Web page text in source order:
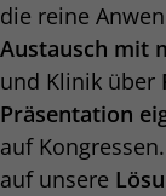
die reine
Austausch mit
und Klinik über
Präsentation
auf
auf unsere